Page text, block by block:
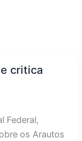
critica
Federal,
os Arautos